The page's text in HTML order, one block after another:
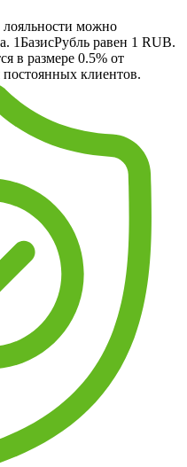
можно
1БазисРубль равен 1 RUB.
в размере 0.5% от
клиентов.